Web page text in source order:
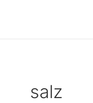
salz